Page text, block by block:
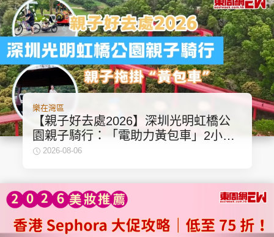
頭條搵工 EDUPLUS
關於我們
聯絡我們
隱私政策聲明
版權及免責聲明
Copyright © 東周網 版權所有 . 不得轉載
©Eastweek.com.hk. All rights reserved.
樂在灣區
【親子好去處2026】深圳光明虹橋公
園親子騎行：「電助力黃包車」2小時
環湖
2026-08-06